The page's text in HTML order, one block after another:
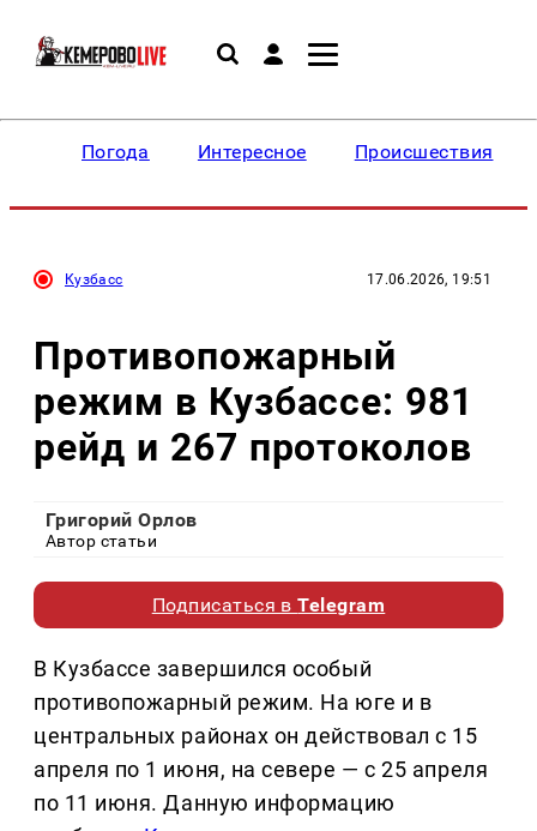
Погода Интересное Происшествия
Кузбасс 17.06.2026, 19:51
Противопожарный
режим в Кузбассе: 981
рейд и 267 протоколов
Григорий Орлов
Автор статьи
Подписаться вTelegram
В Кузбассе завершился особый
противопожарный режим. На юге и в
центральных районах он действовал с 15
апреля по 1 июня, на севере — с 25 апреля
по 11 июня. Данную информацию